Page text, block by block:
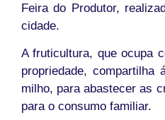
Feira do Produtor,
cidade.
A fruticultura, que ocupa
propriedade, compartilha
milho, para abastecer as
para o consumo familiar.